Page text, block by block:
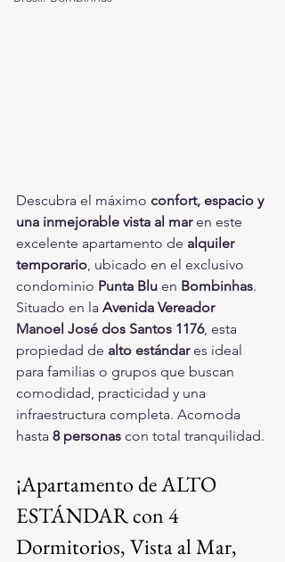
Descubra el máximo confort, espacio y
una inmejorable vista al mar en este
excelente apartamento de alquiler
temporario, ubicado en el exclusivo
condominio Punta Blu en Bombinhas.
Situado en la Avenida Vereador
Manoel José dos Santos 1176, esta
propiedad de alto estándar es ideal
para familias o grupos que buscan
comodidad, practicidad y una
infraestructura completa. Acomoda
hasta 8 personas con total tranquilidad.
¡Apartamento de ALTO
ESTÁNDAR con 4
Dormitorios, Vista al Mar,